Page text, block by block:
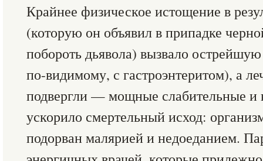
Крайнее физическое истощение в
(которую он объявил в припадке
побороть дьявола) вызвало
по-видимому, с гастроэнтеритом), а
подвергли — мощные слабительные
ускорило смертельный исход:
подорван малярией и недоеданием.